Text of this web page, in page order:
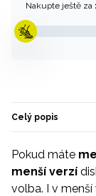
Nakupte ještě za
Celý popis
Pokud máte
menší verzí
volba. I v